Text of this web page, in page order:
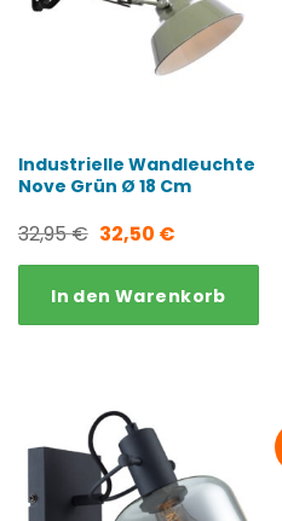
Industrielle Wandleuchte
Nove Grün Ø 18 Cm
32,95€ Ursprünglicher
Preis
war:
32,50 €Aktueller
Preis
ist:
In den Warenkorb